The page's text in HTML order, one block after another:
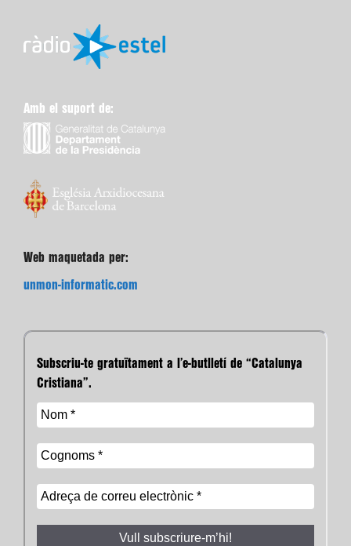
Amb el suport de:
Web maquetada per:
unmon-informatic.com
Subscriu-te gratuïtament a l’e-butlletí de “Catalunya
Cristiana”.